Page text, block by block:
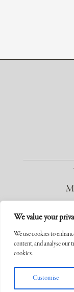
We value your
We use cookies to
content, and analyse our
cookies.
Customise